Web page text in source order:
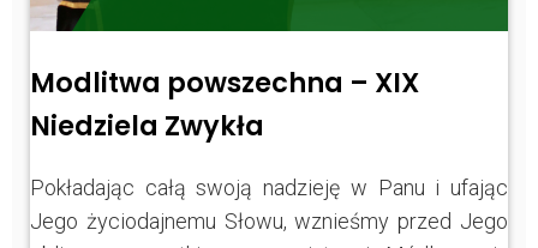
Modlitwa powszechna – XIX
Niedziela Zwykła
Pokładając całą swoją nadzieję w Panu i ufając
Jego życiodajnemu Słowu, wznieśmy przed Jego